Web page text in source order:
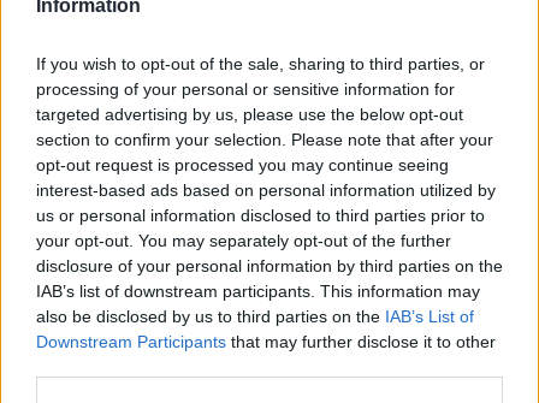
Information
If you wish to opt-out of the sale, sharing to third parties, or
processing of your personal or sensitive information for
targeted advertising by us, please use the below opt-out
section to confirm your selection. Please note that after your
opt-out request is processed you may continue seeing
interest-based ads based on personal information utilized by
us or personal information disclosed to third parties prior to
your opt-out. You may separately opt-out of the further
disclosure of your personal information by third parties on the
IAB’s list of downstream participants. This information may
also be disclosed by us to third parties on the IAB’s List of
Downstream Participants that may further disclose it to other
zawodników.
3. Fnatic TQ
Podczas nadchodzących rozgrywek nie zobaczymy też
m.in. Fnatic TQ. Akademia jednej z najbardziej
legendarnych europejskich organizacji w swojej historii
odnosiła wiele sukcesów na arenie międzynarodowej.
Jeszcze jako Fnatic Rising aż dwukrotnie udawało się
docierać do półfinałów rozgrywek, oba razy w 2019
roku. Były to naprawdę dobre wyczyny, zwłaszcza że
zespół występował w UK League Championship, czyli
nie tak prestiżowej lidze jak choćby francuska, czy